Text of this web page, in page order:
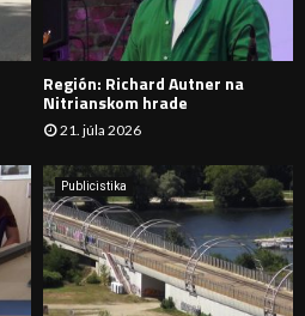
D
A
N
I
Región: Richard Autner na
Nitrianskom hrade
21. júla 2026
Publicistika